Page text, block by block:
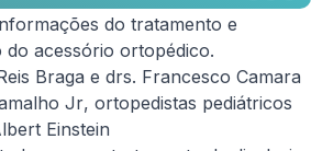
do tratamento e
do acessório ortopédico.
Braga e drs. Francesco Camara
Jr, ortopedistas pediátricos
Einstein